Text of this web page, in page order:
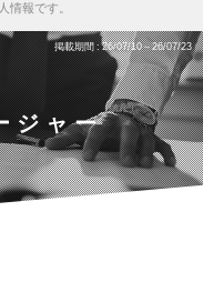
情報です。
掲載期間 26/07/10～26/07/23
ジャー